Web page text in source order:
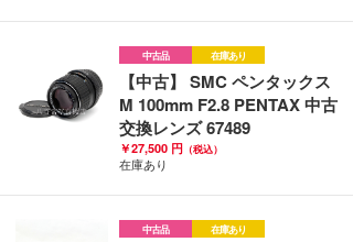
中古品 在庫あり
【中古】 SMC ペンタックス
M 100mm F2.8 PENTAX 中古
交換レンズ 67489
￥27,500 円 （税込）
在庫あり
中古品 在庫あり